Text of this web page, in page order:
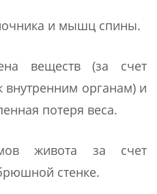
и мышц спины.
веществ (за счет
внутренним органам) и
потеря веса.
живота за счет
стенке.